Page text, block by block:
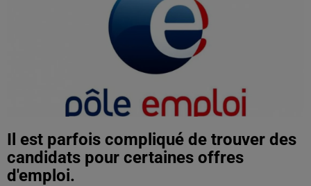
Il est parfois compliqué de trouver des
candidats pour certaines offres
d'emploi.